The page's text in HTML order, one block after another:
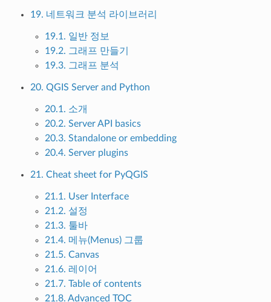
19. 네트워크 분석 라이브러리
19.1. 일반 정보
19.2. 그래프 만들기
19.3. 그래프 분석
20. QGIS Server and Python
20.1. 소개
20.2. Server API basics
20.3. Standalone or embedding
20.4. Server plugins
21. Cheat sheet for PyQGIS
21.1. User Interface
21.2. 설정
21.3. 툴바
21.4. 메뉴(Menus) 그룹
21.5. Canvas
21.6. 레이어
21.7. Table of contents
21.8. Advanced TOC